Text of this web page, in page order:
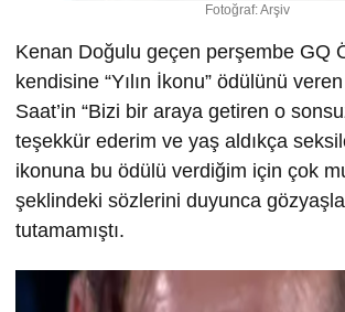
Fotoğraf: Arşiv
Kenan Doğulu geçen perşembe GQ
kendisine “Yılın İkonu” ödülünü
Saat’in “Bizi bir araya getiren o
teşekkür ederim ve yaş aldıkça
ikonuna bu ödülü verdiğim için çok
şeklindeki sözlerini duyunca
tutamamıştı.